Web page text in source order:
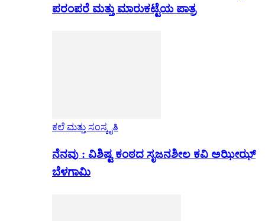
ಪರಂಪರೆ ಮತ್ತು ಮಾರುಕಟ್ಟೆಯ ಪಾತ್ರ
ಕಲೆ ಮತ್ತು ಸಂಸ್ಕೃತಿ
ನೆನವು : ವಿಶಿಷ್ಟ ಕಂಠದ ಸೃಜನಶೀಲ ಕವಿ ಅಝೀಝ್
ಬೆಳಗಾಮಿ